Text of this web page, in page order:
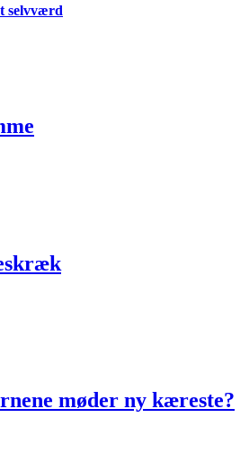
selvværd
møder ny kæreste?